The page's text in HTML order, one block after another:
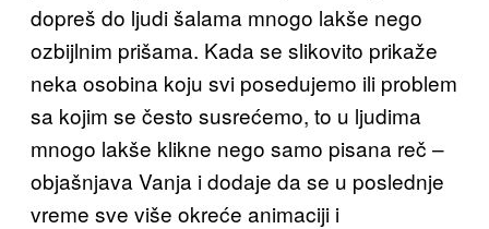
dopreš do ljudi šalama mnogo lakše nego
ozbijlnim prišama. Kada se slikovito prikaže
neka osobina koju svi posedujemo ili problem
sa kojim se često susrećemo, to u ljudima
mnogo lakše klikne nego samo pisana reč –
objašnjava Vanja i dodaje da se u poslednje
vreme sve više okreće animaciji i